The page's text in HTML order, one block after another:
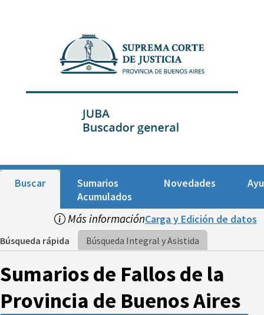
Buscar
Sumarios
Acumulados
Novedades
Más informaciónCarga y Edición de datos
Búsqueda rápida Búsqueda Integral y Asistida
Sumarios de Fallos de la
Provincia de Buenos Aires